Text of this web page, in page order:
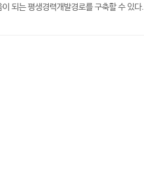
되는 평생경력개발경로를 구축할 수 있다.